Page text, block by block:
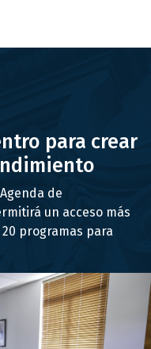
para crear
de
un acceso más
programas para